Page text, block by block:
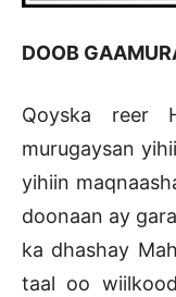
DOOB
Qoyska reer
murugaysan
yihiin
doonaan ay
ka dhashay
taal oo